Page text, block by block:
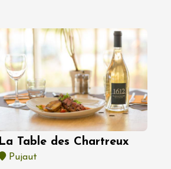
La Table des Chartreux
Pujaut